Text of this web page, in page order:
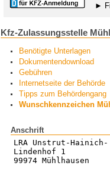
►
Kfz-Zulassungsstelle
Benötigte Unterlagen
Dokumentendownload
Gebühren
Internetseite der Behörde
Tipps zum Behördengang
Wunschkennzeichen
Anschrift
LRA Unstrut-
Lindenhof 1
99974 Mühlhausen